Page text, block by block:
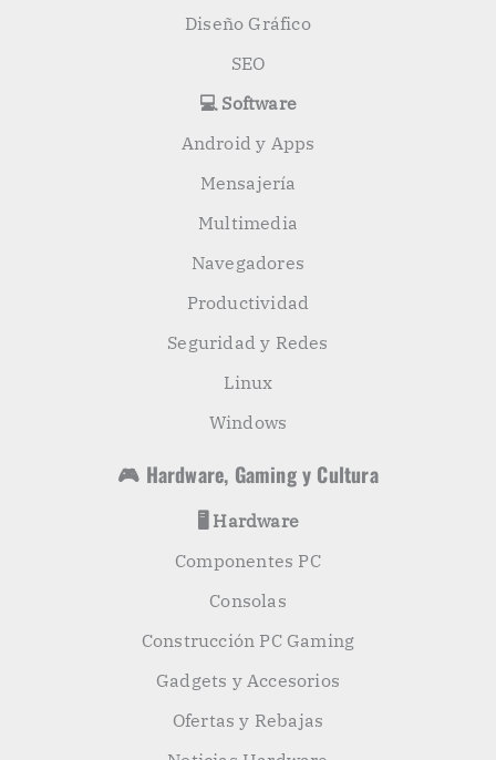
Diseño Gráfico
SEO
💻 Software
Android y Apps
Mensajería
Multimedia
Navegadores
Productividad
Seguridad y Redes
Linux
Windows
🎮 Hardware, Gaming y Cultura
🖥️ Hardware
Componentes PC
Consolas
Construcción PC Gaming
Gadgets y Accesorios
Ofertas y Rebajas